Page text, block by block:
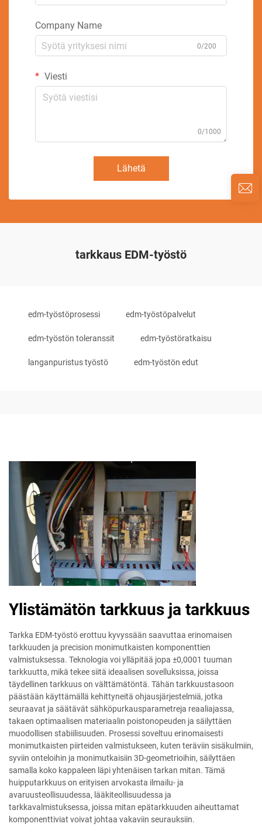
Company Name
0/200
Viesti
0/1000
Lähetä
tarkkaus EDM-työstö
edm-työstöprosessi edm-työstöpalvelut
edm-työstön toleranssit edm-työstöratkaisu
langanpuristus työstö edm-työstön edut
Ylistämätön tarkkuus ja tarkkuus
Tarkka EDM-työstö erottuu kyvyssään saavuttaa erinomaisen
tarkkuuden ja precision monimutkaisten komponenttien
valmistuksessa. Teknologia voi ylläpitää jopa ±0,0001 tuuman
tarkkuutta, mikä tekee siitä ideaalisen sovelluksissa, joissa
täydellinen tarkkuus on välttämätöntä. Tähän tarkkuustasoon
päästään käyttämällä kehittyneitä ohjausjärjestelmiä, jotka
seuraavat ja säätävät sähköpurkausparametreja reaaliajassa,
takaen optimaalisen materiaalin poistonopeuden ja säilyttäen
muodollisen stabiilisuuden. Prosessi soveltuu erinomaisesti
monimutkaisten piirteiden valmistukseen, kuten teräviin sisäkulmiin,
syviin onteloihin ja monimutkaisiin 3D-geometrioihin, säilyttäen
samalla koko kappaleen läpi yhtenäisen tarkan mitan. Tämä
huipputarkkuus on erityisen arvokasta ilmailu- ja
avaruusteollisuudessa, lääkiteollisuudessa ja
tarkkavalmistuksessa, joissa mitan epätarkkuuden aiheuttamat
komponenttiviat voivat johtaa vakaviin seurauksiin.